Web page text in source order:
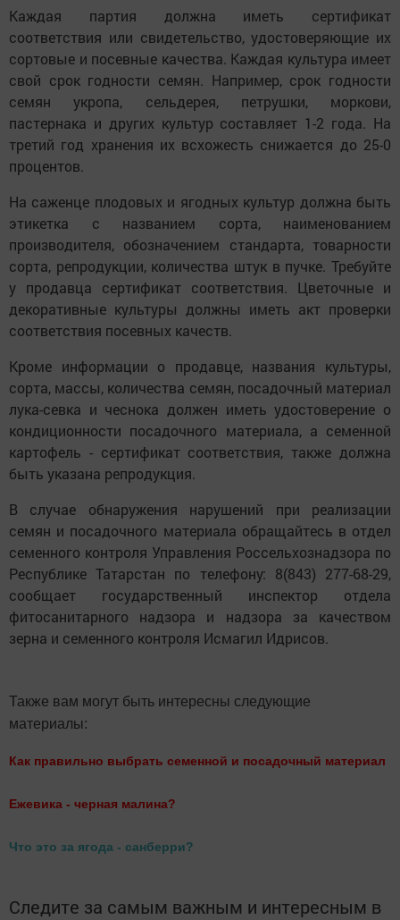
Каждая партия должна иметь сертификат
соответствия или свидетельство, удостоверяющие их
сортовые и посевные качества. Каждая культура имеет
свой срок годности семян. Например, срок годности
семян укропа, сельдерея, петрушки, моркови,
пастернака и других культур составляет 1-2 года. На
третий год хранения их всхожесть снижается до 25-0
процентов.
На саженце плодовых и ягодных культур должна быть
этикетка с названием сорта, наименованием
производителя, обозначением стандарта, товарности
сорта, репродукции, количества штук в пучке. Требуйте
у продавца сертификат соответствия. Цветочные и
декоративные культуры должны иметь акт проверки
соответствия посевных качеств.
Кроме информации о продавце, названия культуры,
сорта, массы, количества семян, посадочный материал
лука-севка и чеснока должен иметь удостоверение о
кондиционности посадочного материала, а семенной
картофель - сертификат соответствия, также должна
быть указана репродукция.
В случае обнаружения нарушений при реализации
семян и посадочного материала обращайтесь в отдел
семенного контроля Управления Россельхознадзора по
Республике Татарстан по телефону: 8(843) 277-68-29,
сообщает государственный инспектор отдела
фитосанитарного надзора и надзора за качеством
зерна и семенного контроля Исмагил Идрисов.
Также вам могут быть интересны следующие
материалы:
Как правильно выбрать семенной и посадочный материал
Ежевика - черная малина?
Что это за ягода - санберри?
Следите за самым важным и интересным в